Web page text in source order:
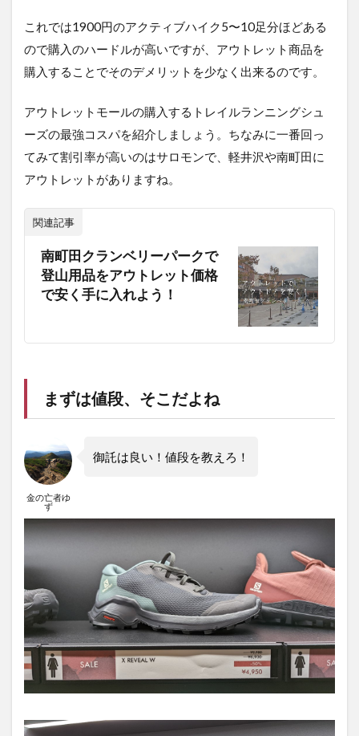
に
これでは1900円のアクティブハイク5〜10足分ほどある
ので購入のハードルが高いですが、アウトレット商品を
購入することでそのデメリットを少なく出来るのです。
アウトレットモールの購入するトレイルランニングシュ
ーズの最強コスパを紹介しましょう。ちなみに一番回っ
てみて割引率が高いのはサロモンで、軽井沢や南町田に
アウトレットがありますね。
関連記事
南町田クランベリーパークで
登山用品をアウトレット価格
で安く手に入れよう！
まずは値段、そこだよね
金の亡者ゆ
ず
御託は良い！値段を教えろ！